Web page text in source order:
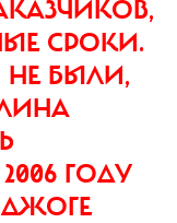
СРОКИ.
БЫЛИ,
ГОДУ